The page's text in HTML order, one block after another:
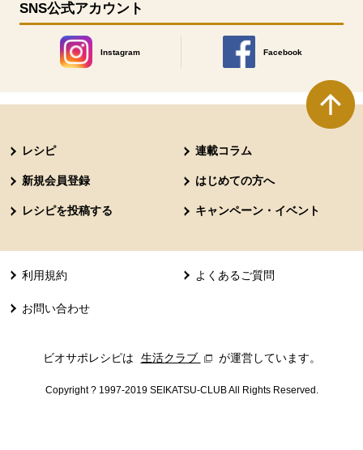
SNS公式アカウント
Instagram
別のウィンドウで開きます。
Facebook
別のウィンドウで開きます
レシピ 連載コラム
新規会員登録 はじめての方へ
レシピを投稿する キャンペーン・イベント
利用規約 よくあるご質問
お問い合わせ
ビオサポレシピは 生活クラブ 別のウィンドウで開きます。
が運営しています。
Copyright ? 1997-2019 SEIKATSU-CLUB All Rights Reserved.